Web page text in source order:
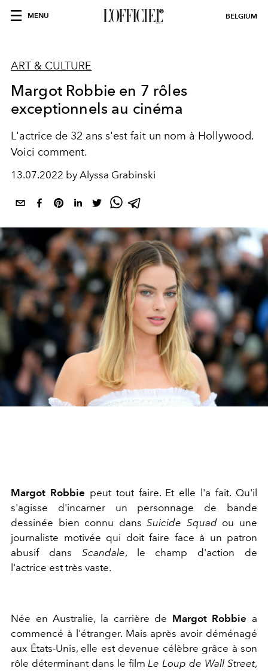
MENU BELGIUM
ART & CULTURE
Margot Robbie en 7 rôles
exceptionnels au cinéma
L'actrice de 32 ans s'est fait un nom à Hollywood.
Voici comment.
13.07.2022 by Alyssa Grabinski
Margot Robbie peut tout faire. Et elle l'a fait. Qu'il
s'agisse d'incarner un personnage de bande
dessinée bien connu dansSuicide Squadou une
journaliste motivée qui doit faire face à un patron
abusif dans Scandale, le champ d'action de
l'actrice est très vaste.
Née en Australie, la carrière de Margot Robbie a
commencé à l'étranger. Mais après avoir déménagé
aux États-Unis, elle est devenue célèbre grâce à son
rôle déterminant dans le film Le Loup de Wall Street,